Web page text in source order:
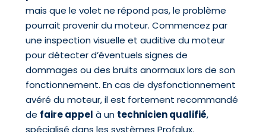
mais que le volet ne répond pas, le problème
pourrait provenir du moteur. Commencez par
une inspection visuelle et auditive du moteur
pour détecter d’éventuels signes de
dommages ou des bruits anormaux lors de son
fonctionnement. En cas de dysfonctionnement
avéré du moteur, il est fortement recommandé
de faire appel à un technicien qualifié,
spécialisé dans les systèmes Profalux.